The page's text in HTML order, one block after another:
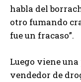
habla del
otro fumando
fue un fracaso”.
Luego viene
vendedor de